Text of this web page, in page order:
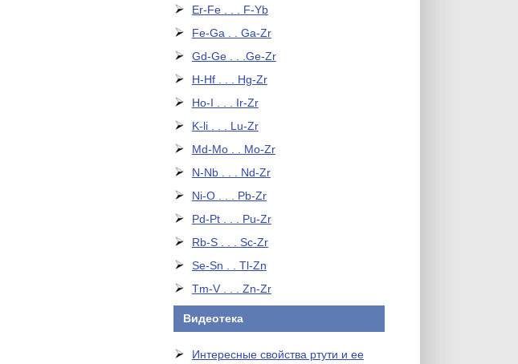
Er-Fe . . . F-Yb
Fe-Ga . . Ga-Zr
Gd-Ge . . .Ge-Zr
H-Hf . . . Hg-Zr
Ho-I . . . Ir-Zr
K-li . . . Lu-Zr
Md-Mo . . Mo-Zr
N-Nb . . . Nd-Zr
Ni-O . . . Pb-Zr
Pd-Pt . . . Pu-Zr
Rb-S . . . Sc-Zr
Se-Sn . . Tl-Zn
Tm-V . . . Zn-Zr
Видеотека
Интересные свойства ртути и ее